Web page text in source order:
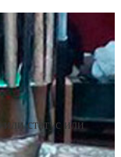
или статус или